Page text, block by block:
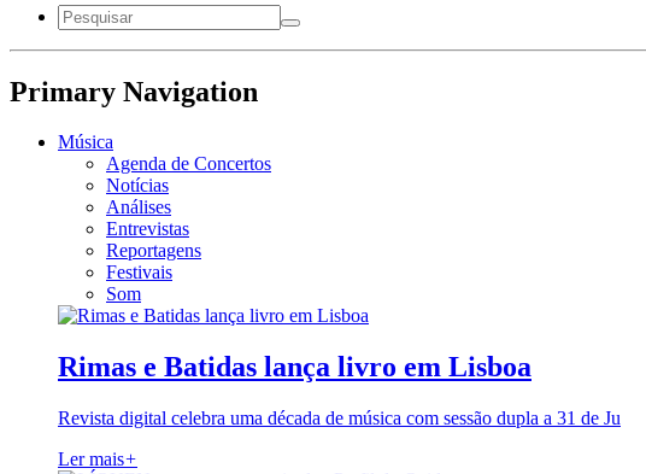
Primary Navigation
Música
Agenda de Concertos
Notícias
Análises
Entrevistas
Reportagens
Festivais
Som
Rimas e Batidas lança livro em Lisboa
Revista digital celebra uma década de música com sessão dupla a 31 de Ju
Ler mais+